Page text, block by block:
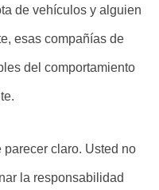
de vehículos y alguien
esas compañías de
del comportamiento
claro. Usted no
la responsabilidad